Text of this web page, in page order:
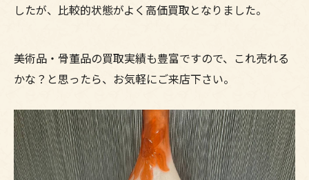
したが、比較的状態がよく高価買取となりました。
美術品・骨董品の買取実績も豊富ですので、これ売れる
かな？と思ったら、お気軽にご来店下さい。